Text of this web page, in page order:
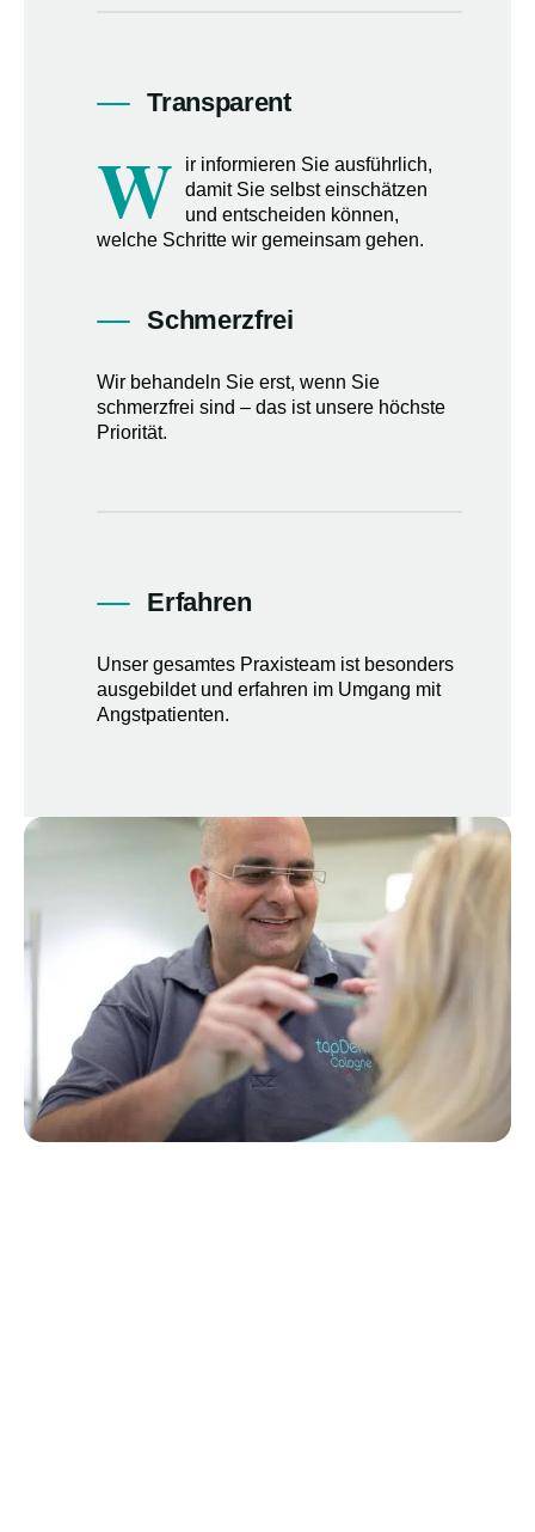
Transparent
W
ir informieren Sie ausführlich,
damit Sie selbst einschätzen
und entscheiden können,
welche Schritte wir gemeinsam gehen.
Schmerzfrei
Wir behandeln Sie erst, wenn Sie
schmerzfrei sind – das ist unsere höchste
Priorität.
Erfahren
Unser gesamtes Praxisteam ist besonders
ausgebildet und erfahren im Umgang mit
Angstpatienten.